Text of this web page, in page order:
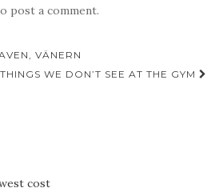
post a comment.
VÄNERN
THINGS WE DON’T SEE AT THE GYM
cost